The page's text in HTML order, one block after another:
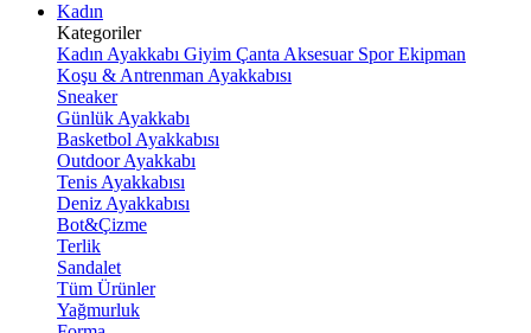
Kadın
Kategoriler
Kadın Ayakkabı Giyim Çanta Aksesuar Spor Ekipman
Koşu & Antrenman Ayakkabısı
Sneaker
Günlük Ayakkabı
Basketbol Ayakkabısı
Outdoor Ayakkabı
Tenis Ayakkabısı
Deniz Ayakkabısı
Bot&Çizme
Terlik
Sandalet
Tüm Ürünler
Yağmurluk